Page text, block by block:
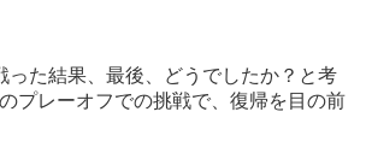
た結果、最後、どうでしたか？と考
プレーオフでの挑戦で、復帰を目の前